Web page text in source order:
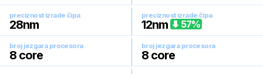
preciznost izrade čipa
28nm
preciznost izrade čipa
12nm 57%
broj jezgara procesora
8 core
broj jezgara procesora
8 core